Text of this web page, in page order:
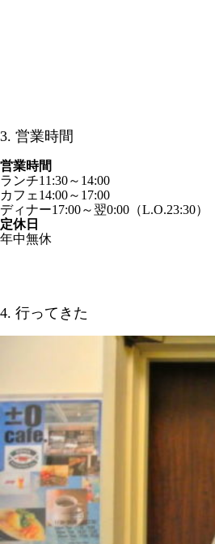
3. 営業時間
営業時間
ランチ11:30～14:00
カフェ14:00～17:00
ディナー17:00～翌0:00（L.O.23:30）
定休日
年中無休
4. 行ってきた